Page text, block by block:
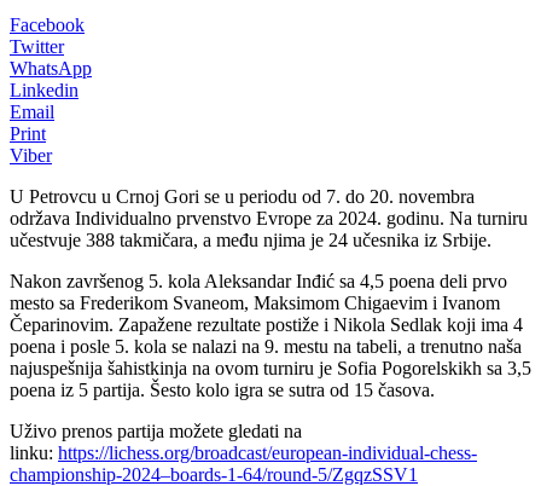
Facebook
Twitter
WhatsApp
Linkedin
Email
Print
Viber
U Petrovcu u Crnoj Gori se u periodu od 7. do 20. novembra
održava Individualno prvenstvo Evrope za 2024. godinu. Na turniru
učestvuje 388 takmičara, a među njima je 24 učesnika iz Srbije.
Nakon završenog 5. kola Aleksandar Inđić sa 4,5 poena deli prvo
mesto sa Frederikom Svaneom, Maksimom Chigaevim i Ivanom
Čeparinovim. Zapažene rezultate postiže i Nikola Sedlak koji ima 4
poena i posle 5. kola se nalazi na 9. mestu na tabeli, a trenutno naša
najuspešnija šahistkinja na ovom turniru je Sofia Pogorelskikh sa 3,5
poena iz 5 partija. Šesto kolo igra se sutra od 15 časova.
Uživo prenos partija možete gledati na
linku: https://lichess.org/broadcast/european-individual-chess-
championship-2024–boards-1-64/round-5/ZgqzSSV1